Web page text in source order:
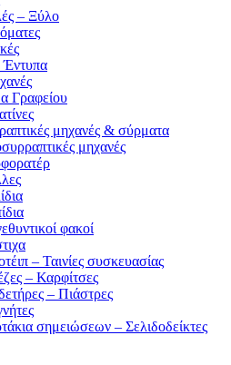
– Ξύλο
Έντυπα
Γραφείου
μηχανές & σύρματα
μηχανές
φακοί
– Ταινίες συσκευασίας
– Καρφίτσες
– Πιάστρες
σημειώσεων – Σελιδοδείκτες